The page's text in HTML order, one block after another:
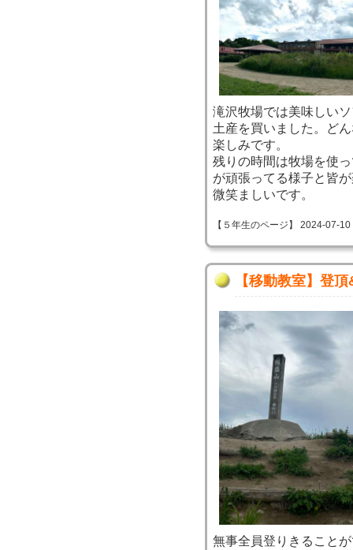
滝沢牧場では美味しい
土産を買いました。ど
楽しみです。
残りの時間は牧場を使
が頑張ってる様子と皆
微笑ましいです。
【５年生のページ】 2024-07-
【移動教室】登
無事全員登りきること